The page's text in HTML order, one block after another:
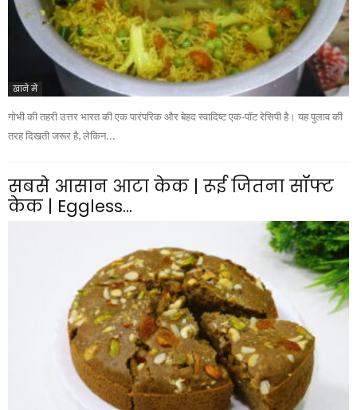
खाने में
गोभी की तहरी उत्तर भारत की एक पारंपरिक और बेहद स्वादिष्ट एक-पॉट रेसिपी है। यह पुलाव की
तरह दिखती जरूर है, लेकिन...
सबसे आसान आटा केक | रूई जितना सॉफ्ट
केक | Eggless...